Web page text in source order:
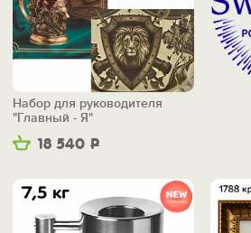
18 540 Р
Набор для руководителя
"Главный - Я"